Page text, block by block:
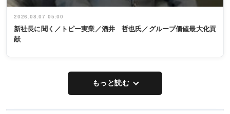
2026.08.07 05:00
新社長に聞く／トピー実業／酒井 哲也氏／グループ価値最大化貢
献
もっと読む